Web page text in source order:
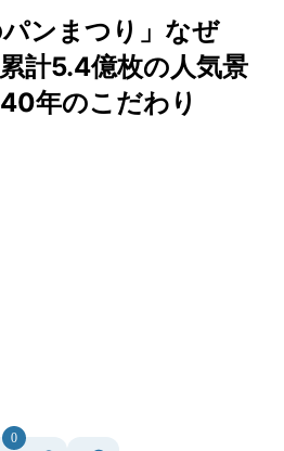
パンまつり」なぜ
計5.4億枚の人気景
年のこだわり
0